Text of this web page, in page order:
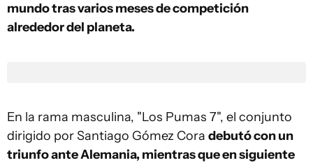
mundo tras varios meses de competición
alrededor del planeta.
En la rama masculina, "Los Pumas 7", el conjunto
dirigido por Santiago Gómez Cora debutó con un
triunfo ante Alemania, mientras que en siguiente